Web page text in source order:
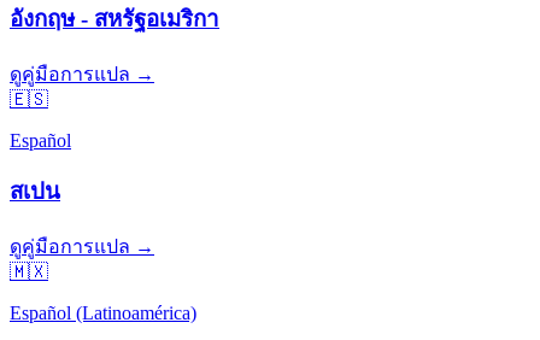
อังกฤษ - สหรัฐอเมริกา
ดูคู่มือการแปล →
🇪🇸
Español
สเปน
ดูคู่มือการแปล →
🇲🇽
Español (Latinoamérica)